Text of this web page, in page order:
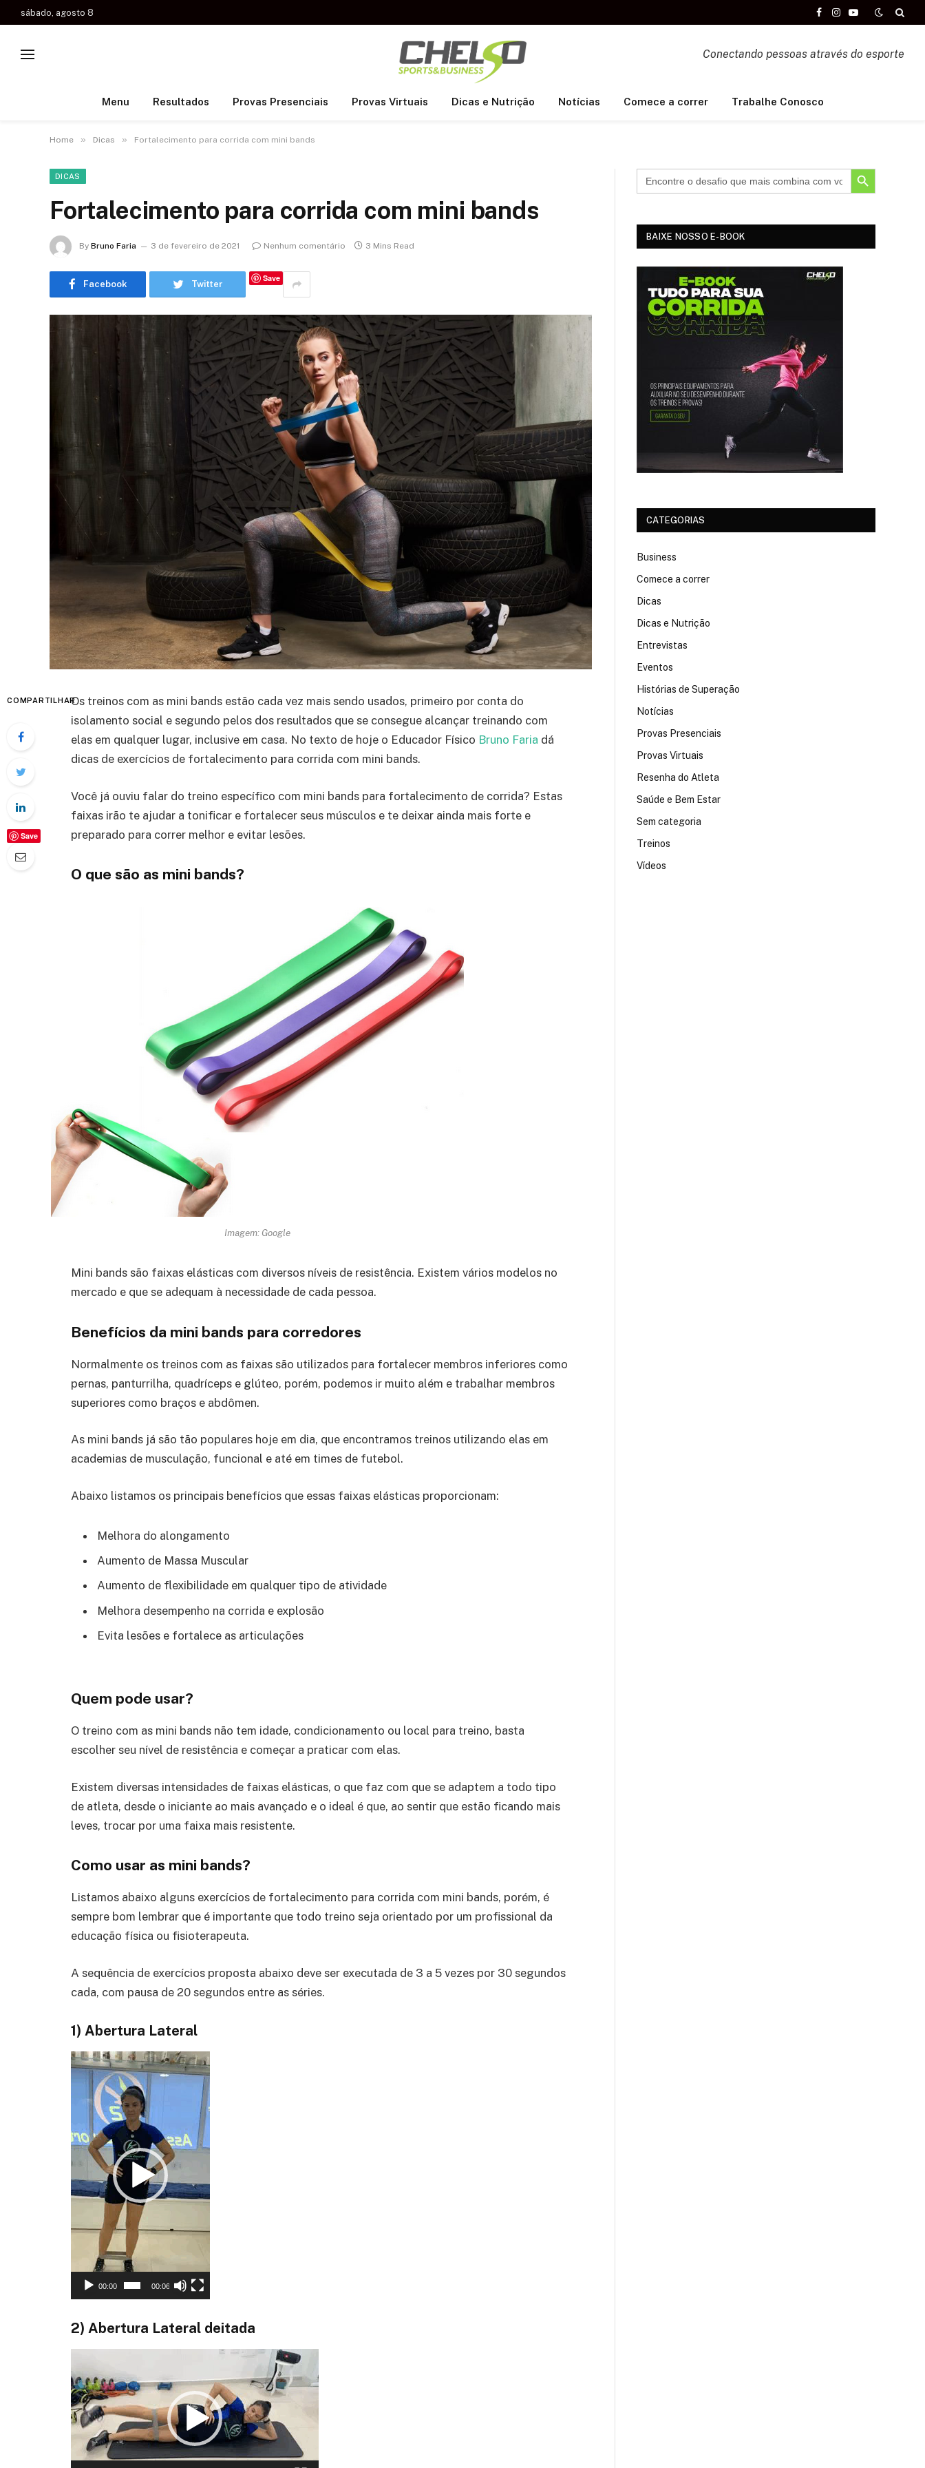
sábado, agosto 8
Facebook
Instagram
YouTube
Conectando pessoas através do esporte
Menu Resultados Provas Presenciais Provas Virtuais Dicas e Nutrição Notícias Comece a correr Trabalhe Conosco
Home » Dicas » Fortalecimento para corrida com mini bands
DICAS
Fortalecimento para corrida com mini bands
By Bruno Faria 3 de fevereiro de 2021 Nenhum comentário 3 Mins Read
Facebook Twitter
Save
COMPARTILHAR
Save
Os treinos com as mini bands estão cada vez mais sendo usados, primeiro por conta do
isolamento social e segundo pelos dos resultados que se consegue alcançar treinando com
elas em qualquer lugar, inclusive em casa. No texto de hoje o Educador Físico Bruno Faria dá
dicas de exercícios de fortalecimento para corrida com mini bands.
Você já ouviu falar do treino específico com mini bands para fortalecimento de corrida? Estas
faixas irão te ajudar a tonificar e fortalecer seus músculos e te deixar ainda mais forte e
preparado para correr melhor e evitar lesões.
O que são as mini bands?
Imagem: Google
Mini bands são faixas elásticas com diversos níveis de resistência. Existem vários modelos no
mercado e que se adequam à necessidade de cada pessoa.
Benefícios da mini bands para corredores
Normalmente os treinos com as faixas são utilizados para fortalecer membros inferiores como
pernas, panturrilha, quadríceps e glúteo, porém, podemos ir muito além e trabalhar membros
superiores como braços e abdômen.
As mini bands já são tão populares hoje em dia, que encontramos treinos utilizando elas em
academias de musculação, funcional e até em times de futebol.
Abaixo listamos os principais benefícios que essas faixas elásticas proporcionam:
Melhora do alongamento
Aumento de Massa Muscular
Aumento de flexibilidade em qualquer tipo de atividade
Melhora desempenho na corrida e explosão
Evita lesões e fortalece as articulações
Quem pode usar?
O treino com as mini bands não tem idade, condicionamento ou local para treino, basta
escolher seu nível de resistência e começar a praticar com elas.
Existem diversas intensidades de faixas elásticas, o que faz com que se adaptem a todo tipo
de atleta, desde o iniciante ao mais avançado e o ideal é que, ao sentir que estão ficando mais
leves, trocar por uma faixa mais resistente.
Como usar as mini bands?
Listamos abaixo alguns exercícios de fortalecimento para corrida com mini bands, porém, é
sempre bom lembrar que é importante que todo treino seja orientado por um profissional da
educação física ou fisioterapeuta.
A sequência de exercícios proposta abaixo deve ser executada de 3 a 5 vezes por 30 segundos
cada, com pausa de 20 segundos entre as séries.
1) Abertura Lateral
Tocador
de
vídeo
00:00 00:06
2) Abertura Lateral deitada
de
vídeo
SEARCH BUTTON
BAIXE NOSSO E-BOOK
CATEGORIAS
Business
Comece a correr
Dicas
Dicas e Nutrição
Entrevistas
Eventos
Histórias de Superação
Notícias
Provas Presenciais
Provas Virtuais
Resenha do Atleta
Saúde e Bem Estar
Sem categoria
Treinos
Vídeos